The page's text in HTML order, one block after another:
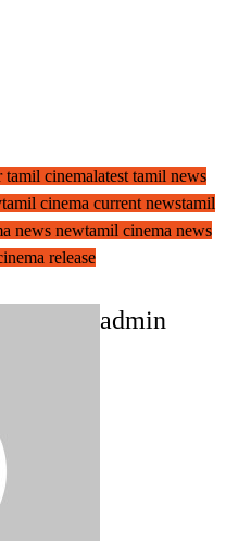
tamil cinemalatest tamil news
tamil cinema current newstamil
news newtamil cinema news
release
admin